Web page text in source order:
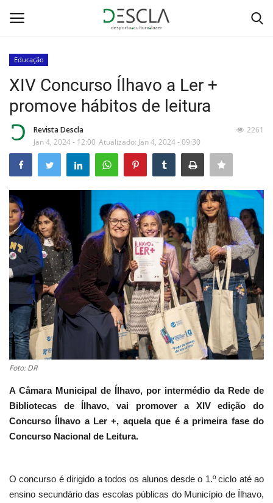
Home
...by Descla
Desporto
Contactos
Sobre Nós
Educação
Estatuto Editorial
Saúde
Ficha técnica
Cultura
Lazer
Educação
XIV Concurso Ílhavo a Ler +
promove hábitos de leitura
Revista Descla
Jan 4, 2024 - 12:00 Atualizado: Jan 4, 2024 - 09:30
2261
Foto: DR
A Câmara Municipal de Ílhavo, por intermédio da Rede de
Bibliotecas de Ílhavo, vai promover a XIV edição do
Concurso Ílhavo a Ler +, aquela que é a primeira fase do
Concurso Nacional de Leitura.
O concurso é dirigido a todos os alunos desde o 1.º ciclo até ao
ensino secundário das escolas públicas do Município de Ílhavo,